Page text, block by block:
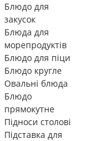
Блюдо для
закусок
Блюда для
морепродуктів
Блюдо для піци
Блюдо кругле
Овальні блюда
Блюдо
прямокутне
Підноси столові
Підставка для